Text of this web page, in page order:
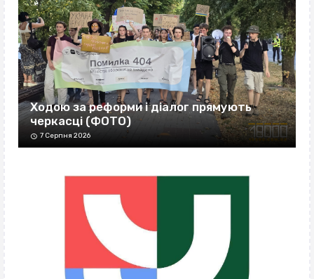
Ходою за реформи і діалог прямують
черкасці (ФОТО)
7 Серпня 2026